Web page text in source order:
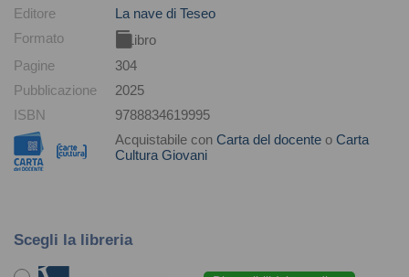
Editore
La nave di Teseo
Formato
Libro
Pagine
304
Pubblicazione
2025
ISBN
9788834619995
Acquistabile con Carta del docente o Carta
Cultura Giovani
Scegli la libreria